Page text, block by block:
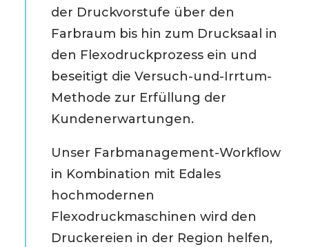
der Druckvorstufe über den
Farbraum bis hin zum Drucksaal in
den Flexodruckprozess ein und
beseitigt die Versuch-und-Irrtum-
Methode zur Erfüllung der
Kundenerwartungen.
Unser Farbmanagement-Workflow
in Kombination mit Edales
hochmodernen
Flexodruckmaschinen wird den
Druckereien in der Region helfen,